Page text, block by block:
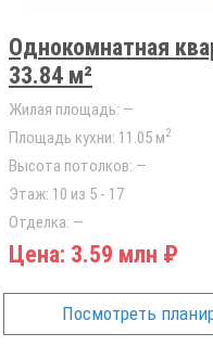
Однокомнатная
33.84 м²
Жилая площадь: —
Площадь кухни: 11.05 м2
Высота потолков: —
Этаж: 10 из 5 - 17
Отделка: —
Цена: 3.59 млн ₽
Посмотреть